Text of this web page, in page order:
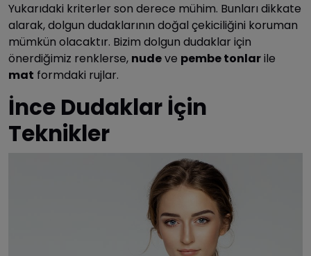
Yukarıdaki kriterler son derece mühim. Bunları dikkate
alarak, dolgun dudaklarının doğal çekiciliğini koruman
mümkün olacaktır. Bizim dolgun dudaklar için
önerdiğimiz renklerse, nudeve pembe tonlarile
mat formdaki rujlar.
İnce Dudaklar İçin
Teknikler